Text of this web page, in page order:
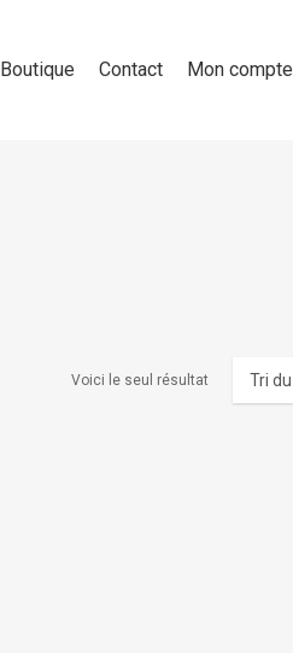
Boutique Contact Mon compte
Voici le seul résultat